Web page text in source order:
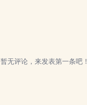
暂无评论，来发表第一条吧！